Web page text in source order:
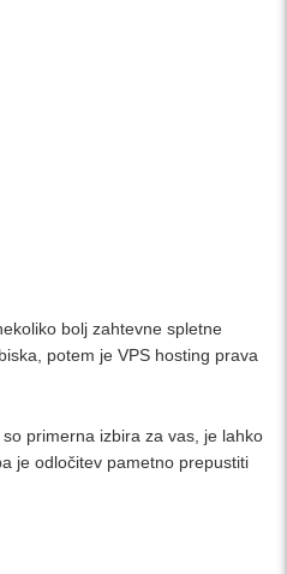
bolj zahtevne spletne
potem je VPS hosting prava
primerna izbira za vas, je lahko
je odločitev pametno prepustiti